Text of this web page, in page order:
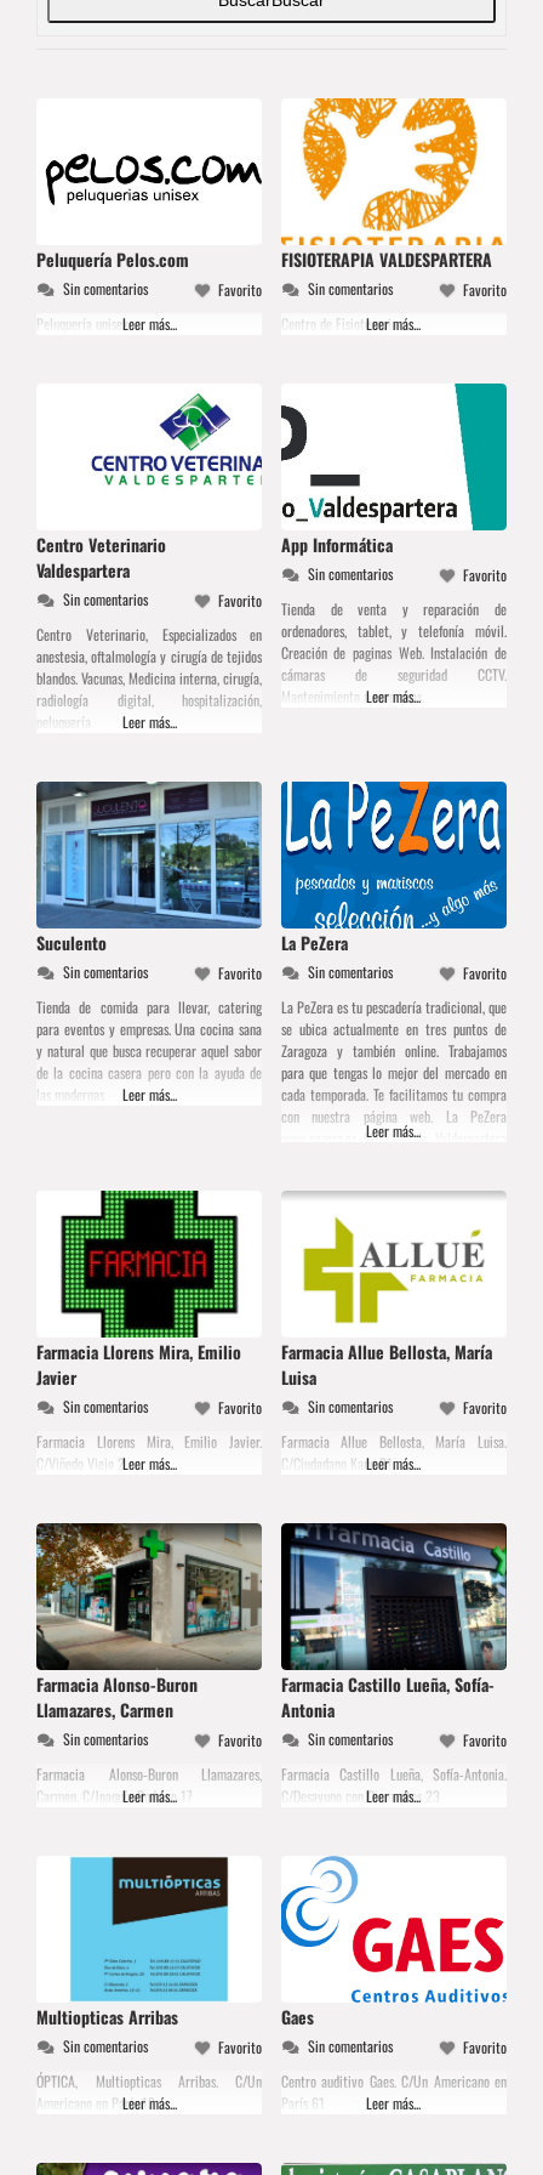
Peluquería Pelos.com
Sin comentarios
Favorito
Peluquería unisexLeer más...
FISIOTERAPIA VALDESPARTERA
Sin comentarios
Favorito
Centro de Fisioterapia
Leer más...
Centro Veterinario
Valdespartera
Sin comentarios
Favorito
Centro Veterinario, Especializados en
anestesia, oftalmología y cirugía de tejidos
blandos. Vacunas, Medicina interna, cirugía,
radiología digital, hospitalización,
peluquería
Leer más...
App Informática
Sin comentarios
Favorito
Tienda de venta y reparación de
ordenadores, tablet, y telefonía móvil.
Creación de paginas Web. Instalación de
cámaras de seguridad CCTV.
Mantenimiento a empresas.
Leer más...
Suculento
Sin comentarios
Favorito
Tienda de comida para llevar, catering
para eventos y empresas. Una cocina sana
y natural que busca recuperar aquel sabor
de la cocina casera pero con la ayuda de
las modernas
Leer más...
La PeZera
Sin comentarios
Favorito
La PeZera es tu pescadería tradicional, que
se ubica actualmente en tres puntos de
Zaragoza y también online. Trabajamos
para que tengas lo mejor del mercado en
cada temporada. Te facilitamos tu compra
con nuestra página web. La PeZera
www.pezera.es Mercado de Valdespartera
Leer más...
Farmacia Llorens Mira, Emilio
Javier
Sin comentarios
Favorito
Farmacia Llorens Mira, Emilio Javier.
C/Viñedo Viejo 2Leer más...
Farmacia Allue Bellosta, María
Luisa
Sin comentarios
Favorito
Farmacia Allue Bellosta, María Luisa.
C/Ciudadano Kane 31Leer más...
Farmacia Alonso-Buron
Llamazares, Carmen
Sin comentarios
Favorito
Farmacia Alonso-Buron Llamazares,
Carmen. C/Joaquín Rodrigo 17
Leer más...
Farmacia Castillo Lueña, Sofía-
Antonia
Sin comentarios
Favorito
Farmacia Castillo Lueña, Sofía-Antonia.
C/Desayuno con Diamantes 23
Leer más...
Multiopticas Arribas
Sin comentarios
Favorito
ÓPTICA, Multiopticas Arribas. C/Un
Americano en París 13
Leer más...
Gaes
Sin comentarios
Favorito
Centro auditivo Gaes. C/Un Americano en
París 61
Leer más...